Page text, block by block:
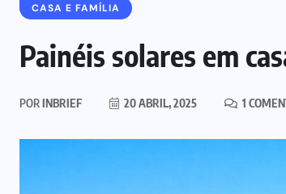
CASA E FAMÍLIA
Painéis solares em
PORINBRIEF 20 ABRIL, 2025 1